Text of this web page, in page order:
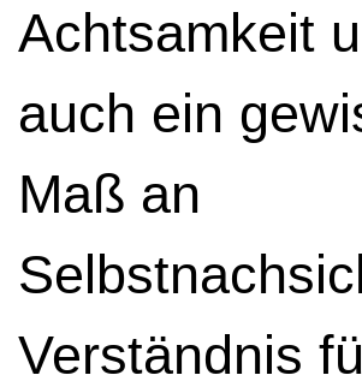
Achtsamkeit
auch ein
Maß an
Verständnis